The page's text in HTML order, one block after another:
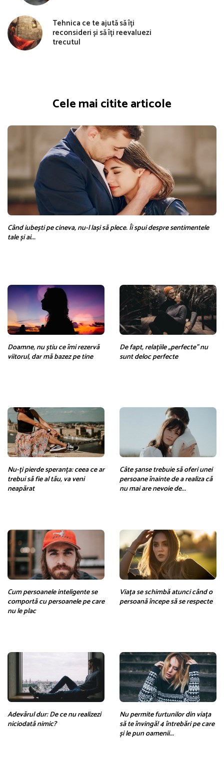
Tehnica ce te ajută să îți
reconsideri și să îți reevaluezi
trecutul
Cele mai citite articole
Când iubești pe cineva, nu-l lași să plece. Îi spui despre sentimentele
tale și ai...
Doamne, nu știu ce îmi rezervă
viitorul, dar mă bazez pe tine
De fapt, relațiile „perfecte” nu
sunt deloc perfecte
Nu-ți pierde speranța: ceea ce ar
trebui să fie al tău, va veni
neapărat
Câte șanse trebuie să oferi unei
persoane înainte de a realiza că
nu mai are nevoie de...
Cum persoanele inteligente se
comportă cu persoanele pe care
nu le plac
Viața se schimbă atunci când o
persoană începe să se respecte
Adevărul dur: De ce nu realizezi
niciodată nimic?
Nu permite furtunilor din viața
să te învingă! 4 întrebări pe care
și le pun oamenii...